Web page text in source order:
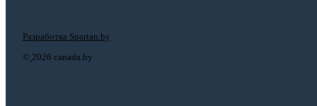
© 2026 canada.by
Разработка Spartan.by